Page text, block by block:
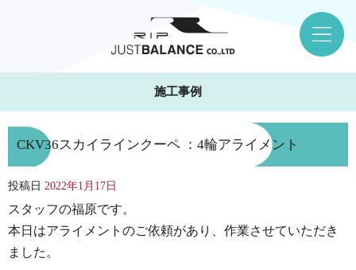
施工事例
CKV36スカイラインクーペ ：4輪アライメント
投稿日 2022年1月17日
スタッフの福原です。
本日はアライメントのご依頼があり、作業させていただき
ました。